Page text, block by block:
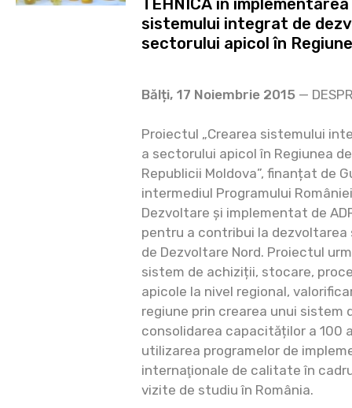
TEHNICĂ în
sistemului integrat de
sectorului apicol în
Bălți, 17 Noiembrie 2015 —
Proiectul „Crearea sistemului
a sectorului apicol în Regiunea
Republicii Moldova”, finanțat de
intermediul Programului
Dezvoltare și implementat de
pentru a contribui la dezvoltarea
de Dezvoltare Nord. Proiectul
sistem de achiziții, stocare,
apicole la nivel regional,
regiune prin crearea unui sistem
consolidarea capacităților a 100
utilizarea programelor de
internaţionale de calitate în
vizite de studiu în România.